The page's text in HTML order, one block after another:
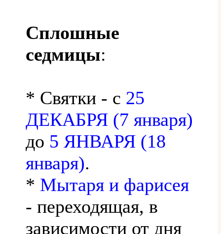
Сплошные
седмицы:
* Святки - с 25
ДЕКАБРЯ (7 января)
до 5 ЯНВАРЯ (18
января).
* Мытаря и фарисея
- переходящая, в
зависимости от дня